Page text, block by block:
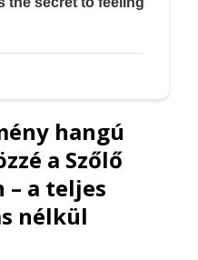
hangú
a Szőlő
– a teljes
nélkül